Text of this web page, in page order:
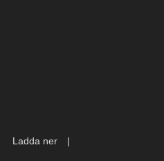
Ladda ner